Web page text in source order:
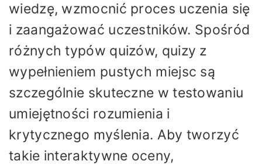
wiedzę, wzmocnić proces uczenia się
i zaangażować uczestników. Spośród
różnych typów quizów, quizy z
wypełnieniem pustych miejsc są
szczególnie skuteczne w testowaniu
umiejętności rozumienia i
krytycznego myślenia. Aby tworzyć
takie interaktywne oceny,